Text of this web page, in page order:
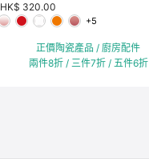
HK$ 320.00
+5
正價陶瓷產品 / 廚房配件
兩件8折 / 三件7折 / 五件6折